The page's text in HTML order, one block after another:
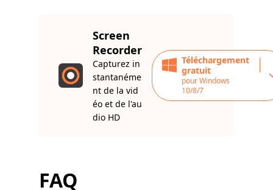
Screen
Recorder
Capturez in
stantanéme
nt de la vid
éo et de l'au
dio HD
Téléchargement
gratuit
pour Windows
10/8/7
FAQ